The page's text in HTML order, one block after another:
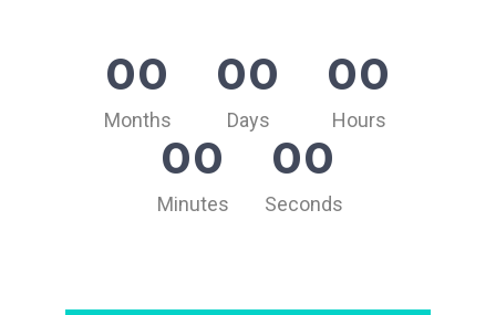
00
Months
00
Days
00
Hours
00
Minutes
00
Seconds